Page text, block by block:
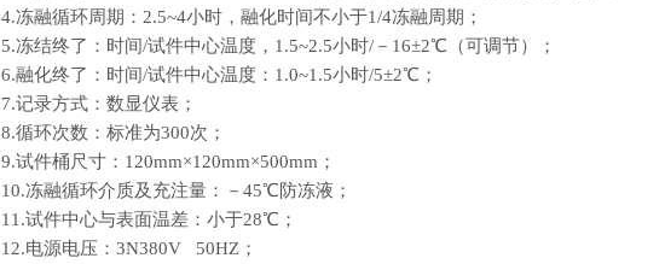
4.冻融循环周期：2.5~4小时，融化时间不小于1/4冻融周期；
5.冻结终了：时间/试件中心温度 ， 1.5~2.5小时/－16±2℃（可调节）；
6.融化终了：时间/试件中心温度：1.0~1.5小时/5±2℃；
7.记录方式：数显仪表；
8.循环次数：标准为300次；
9.试件桶尺寸：120mm×120mm×500mm ；
10.冻融循环介质及充注量：－45℃防冻液；
11.试件中心与表面温差：小于28℃；
12.电源电压：3N380V 50HZ；